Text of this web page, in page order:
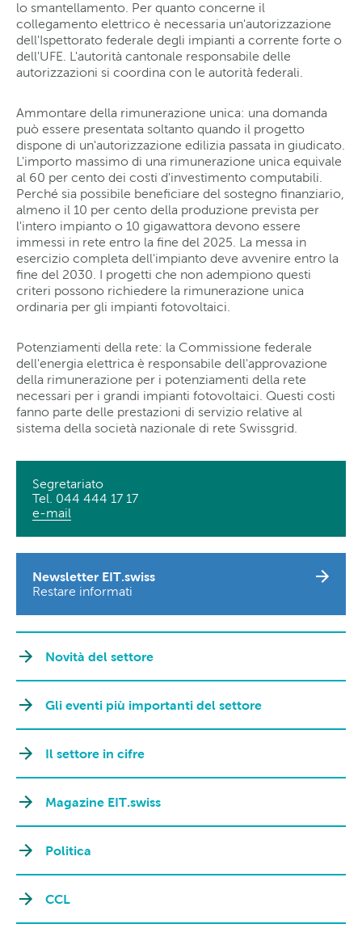
lo smantellamento. Per quanto concerne il
collegamento elettrico è necessaria un'autorizzazione
dell'Ispettorato federale degli impianti a corrente forte o
dell'UFE. L'autorità cantonale responsabile delle
autorizzazioni si coordina con le autorità federali.
Ammontare della rimunerazione unica: una domanda
può essere presentata soltanto quando il progetto
dispone di un'autorizzazione edilizia passata in giudicato.
L'importo massimo di una rimunerazione unica equivale
al 60 per cento dei costi d'investimento computabili.
Perché sia possibile beneficiare del sostegno finanziario,
almeno il 10 per cento della produzione prevista per
l'intero impianto o 10 gigawattora devono essere
immessi in rete entro la fine del 2025. La messa in
esercizio completa dell'impianto deve avvenire entro la
fine del 2030. I progetti che non adempiono questi
criteri possono richiedere la rimunerazione unica
ordinaria per gli impianti fotovoltaici.
Potenziamenti della rete: la Commissione federale
dell'energia elettrica è responsabile dell'approvazione
della rimunerazione per i potenziamenti della rete
necessari per i grandi impianti fotovoltaici. Questi costi
fanno parte delle prestazioni di servizio relative al
sistema della società nazionale di rete Swissgrid.
Segretariato
Tel. 044 444 17 17
e-mail
Newsletter EIT.swiss
Restare informati
Novità del settore
Gli eventi più importanti del settore
Il settore in cifre
Magazine EIT.swiss
Politica
CCL